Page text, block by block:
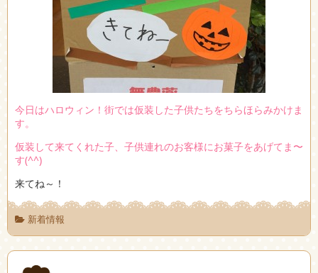
今日はハロウィン！街では仮装した子供たちをちらほらみかけま
す。
仮装して来てくれた子、子供連れのお客様にお菓子をあげてま〜
す(^^)
来てね～！
新着情報